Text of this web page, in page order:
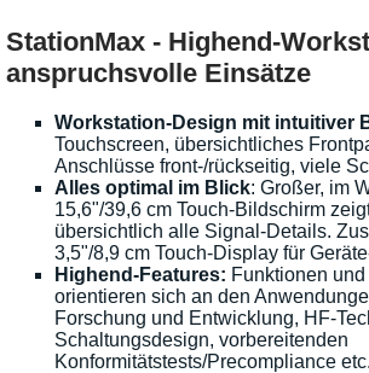
StationMax - Highend-
anspruchsvolle Einsätze
Workstation-Design mit intuitiver
Touchscreen, übersichtliches
Anschlüsse front-/rückseitig, viele
Alles optimal im Blick: Großer, im
15,6"/39,6 cm Touch-Bildschirm
übersichtlich alle Signal-Details.
3,5"/8,9 cm Touch-Display für
Highend-Features: Funktionen
orientieren sich an den
Forschung und Entwicklung, HF-
Schaltungsdesign, vorbereitenden
Konformitätstests/Precompliance etc.